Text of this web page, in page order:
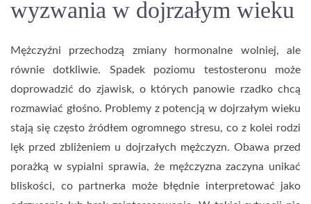
wyzwania w dojrzałym wieku
Mężczyźni przechodzą zmiany hormonalne wolniej, ale
równie dotkliwie. Spadek poziomu testosteronu może
doprowadzić do zjawisk, o których panowie rzadko chcą
rozmawiać głośno. Problemy z potencją w dojrzałym wieku
stają się często źródłem ogromnego stresu, co z kolei rodzi
lęk przed zbliżeniem u dojrzałych mężczyzn. Obawa przed
porażką w sypialni sprawia, że mężczyzna zaczyna unikać
bliskości, co partnerka może błędnie interpretować jako